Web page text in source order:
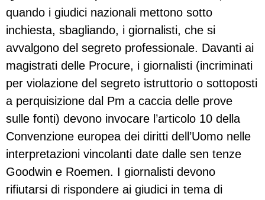
quando i giudici nazionali mettono sotto
inchiesta, sbagliando, i giornalisti, che si
avvalgono del segreto professionale. Davanti ai
magistrati delle Procure, i giornalisti (incriminati
per violazione del segreto istruttorio o sottoposti
a perquisizione dal Pm a caccia delle prove
sulle fonti) devono invocare l’articolo 10 della
Convenzione europea dei diritti dell’Uomo nelle
interpretazioni vincolanti date dalle sen tenze
Goodwin e Roemen. I giornalisti devono
rifiutarsi di rispondere ai giudici in tema di